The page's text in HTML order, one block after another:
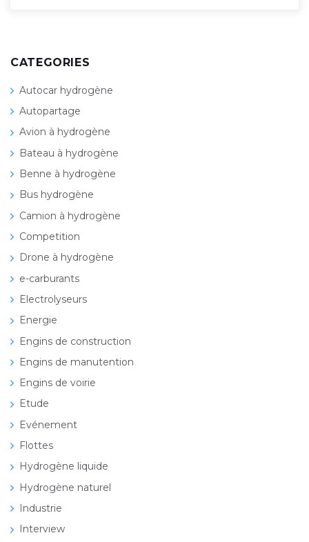
CATEGORIES
Autocar hydrogène
Autopartage
Avion à hydrogène
Bateau à hydrogène
Benne à hydrogène
Bus hydrogène
Camion à hydrogène
Competition
Drone à hydrogène
e-carburants
Electrolyseurs
Energie
Engins de construction
Engins de manutention
Engins de voirie
Etude
Evénement
Flottes
Hydrogène liquide
Hydrogène naturel
Industrie
Interview